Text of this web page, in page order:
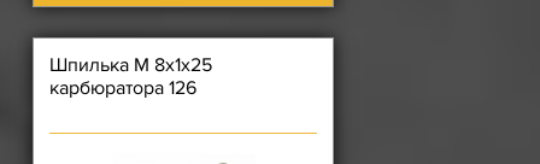
Шпилька М 8х1х25
карбюратора 126